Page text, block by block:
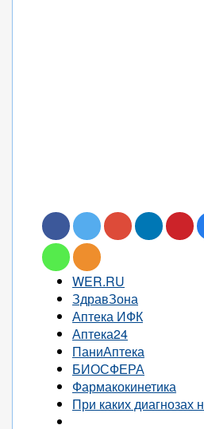
WER.RU
ЗдравЗона
Аптека ИФК
Аптека24
ПаниАптека
БИОСФЕРА
Фармакокинетика
При каких диагнозах